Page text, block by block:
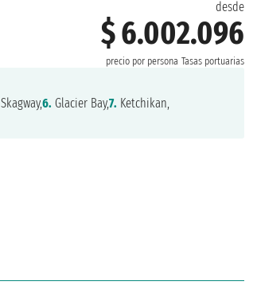
desde
$ 6.002.096
precio por persona Tasas portuarias
Skagway,6. Glacier Bay,7. Ketchikan,